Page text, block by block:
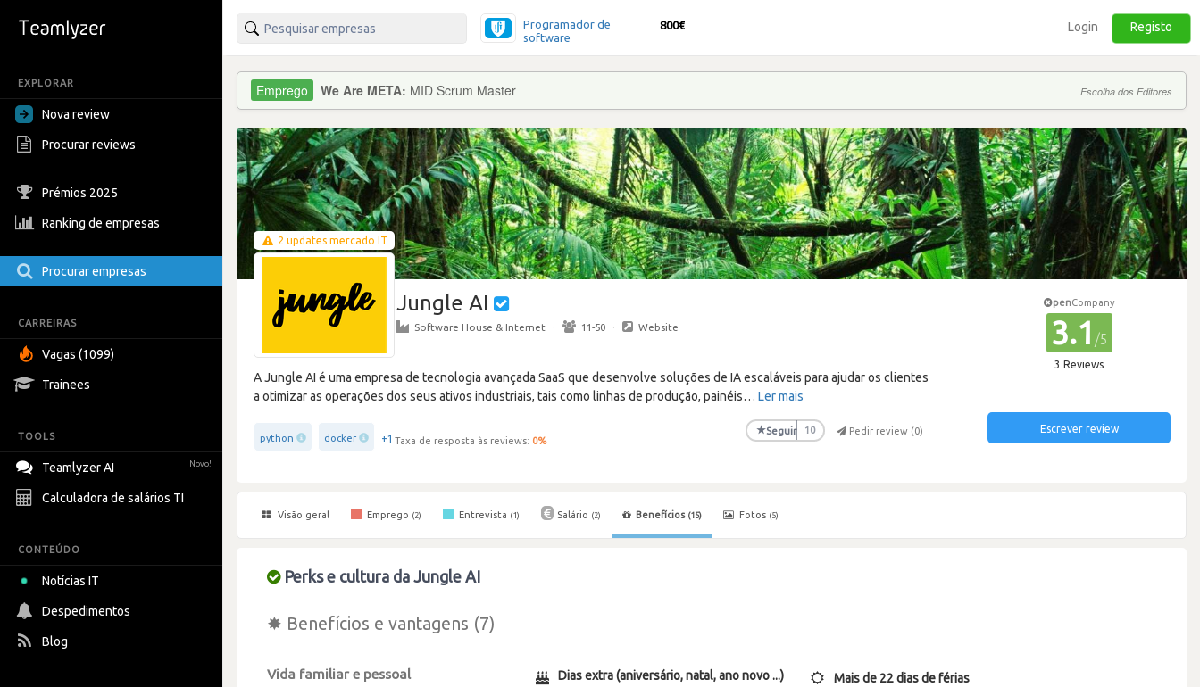
EXPLORAR
Nova review
Procurar reviews
Prémios 2025
Ranking de empresas
Procurar empresas
CARREIRAS
Vagas (1099)
Trainees
TOOLS
Teamlyzer AI Novo!
Calculadora de salários TI
CONTEÚDO
Notícias IT
Despedimentos
Blog
Programador de
software
800€ Login Registo
We Are META: MID Scrum Master Escolha dos Editores
2 updates mercado IT
Jungle AI
Software House & Internet · 11-50 · Website
A Jungle AI é uma empresa de tecnologia avançada SaaS que desenvolve soluções de IA escaláveis para ajudar os clientes
a otimizar as operações dos seus ativos industriais, tais como linhas de produção, painéis… Ler mais
python docker +1 Taxa de resposta às reviews: 0%
★Seguir 10 Pedir review (0)
penCompany
3.1 /5
3 Reviews
Escrever review
Visão geral Emprego (2) Entrevista (1) Salário (2) Benefícios (15) Fotos (5)
Perks e cultura da Jungle AI
✸ Benefícios e vantagens (7)
Vida familiar e pessoal Dias extra (aniversário, natal, ano novo ...) Mais de 22 dias de férias